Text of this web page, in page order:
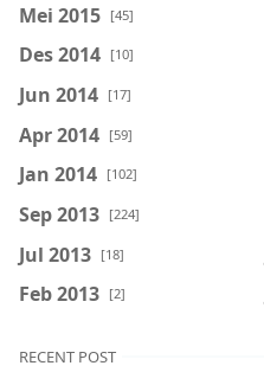
Mei 2015 [45]
Des 2014 [10]
Jun 2014 [17]
Apr 2014 [59]
Jan 2014 [102]
Sep 2013 [224]
Jul 2013 [18]
Feb 2013 [2]
RECENT POST